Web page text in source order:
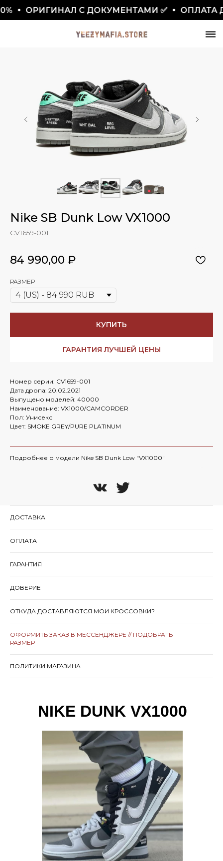
ОРИГИНАЛ С ДОКУМЕНТАМИ ✅ ОПЛАТА
СКИДКА 7777₽ПО ПРОМОКОДУ BLACKFRIDAY
Nike SB Dunk Low VX1000
CV1659-001
84 990,00 ₽
РАЗМЕР
КУПИТЬ
ГАРАНТИЯ ЛУЧШЕЙ ЦЕНЫ
Номер серии: CV1659-001
Дата дропа: 20.02.2021
Выпущено моделей: 40000
Наименование: VX1000/CAMCORDER
Пол: Унисекс
Цвет: SMOKE GREY/PURE PLATINUM
Подробнее о модели Nike SB Dunk Low "VX1000"
ДОСТАВКА
ОПЛАТА
ГАРАНТИЯ
ДОВЕРИЕ
ОТКУДА ДОСТАВЛЯЮТСЯ МОИ КРОССОВКИ?
ОФОРМИТЬ ЗАКАЗ В МЕССЕНДЖЕРЕ // ПОДОБРАТЬ
РАЗМЕР
ПОЛИТИКИ МАГАЗИНА
NIKE DUNK VX1000